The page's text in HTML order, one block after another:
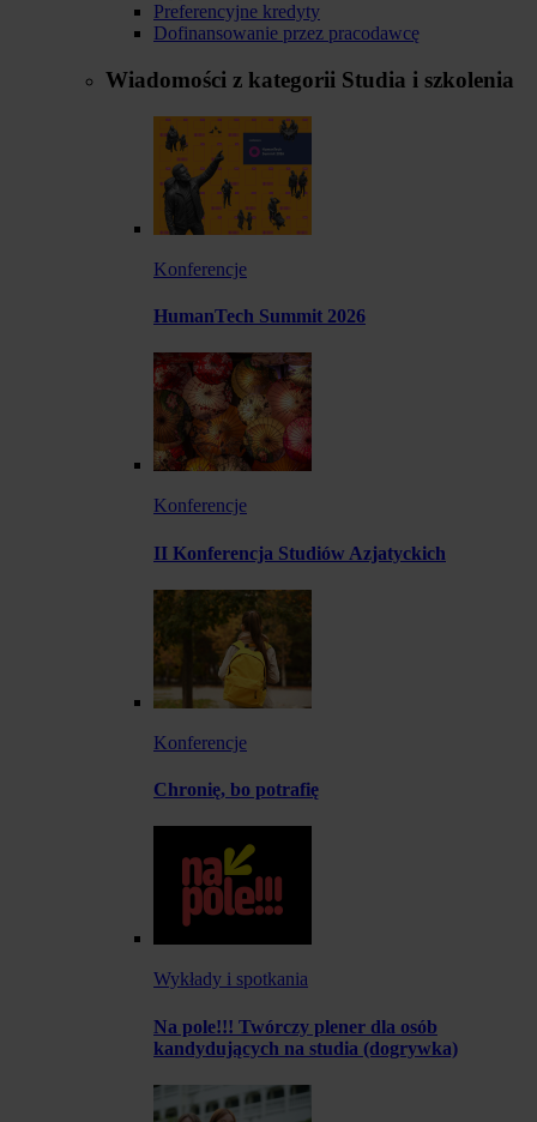
Preferencyjne kredyty
Dofinansowanie przez pracodawcę
Wiadomości z kategorii Studia i szkolenia
Konferencje
HumanTech Summit 2026
Konferencje
II Konferencja Studiów Azjatyckich
Konferencje
Chronię, bo potrafię
Wykłady i spotkania
Na pole!!! Twórczy plener dla osób
kandydujących na studia (dogrywka)